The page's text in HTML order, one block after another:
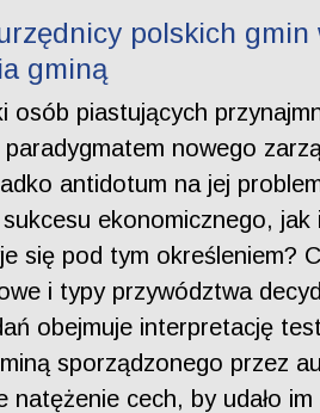
polskich
gminą
osób piastujących
nowego
antidotum na jej
ekonomicznego,
się pod tym określeniem?
i typy przywództwa
obejmuje interpretację
sporządzonego przez
cech, by udało